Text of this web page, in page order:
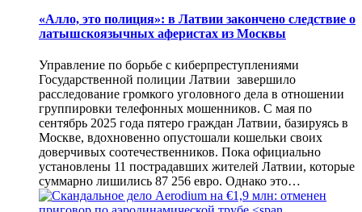
«Алло, это полиция»: в Латвии закончено следствие о
латышскоязычных аферистах из Москвы
Управление по борьбе с киберпреступлениями
Государственной полиции Латвии завершило
расследование громкого уголовного дела в отношении
группировки телефонных мошенников. С мая по
сентябрь 2025 года пятеро граждан Латвии, базируясь в
Москве, вдохновенно опустошали кошельки своих
доверчивых соотечественников. Пока официально
установлены 11 пострадавших жителей Латвии, которые
суммарно лишились 87 256 евро. Однако это…